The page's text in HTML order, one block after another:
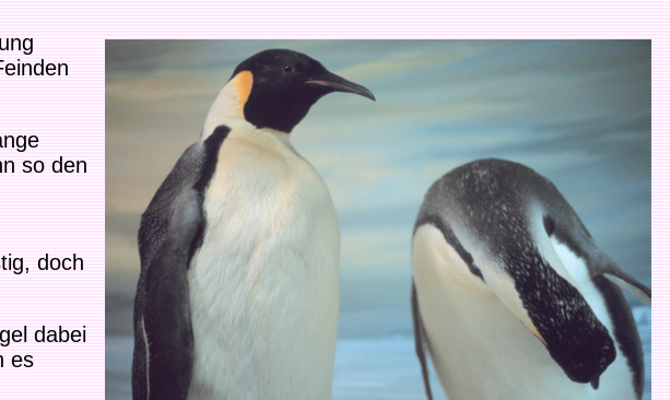
so den
doch
dabei
es